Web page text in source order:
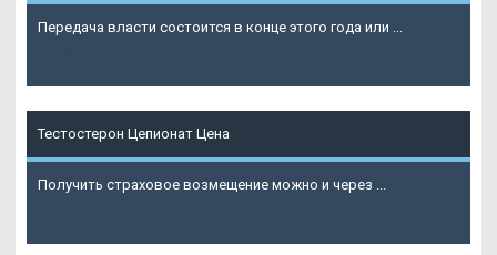
Передача власти состоится в конце этого года или ...
Тестостерон Цепионат Цена
Получить страховое возмещение можно и через ...